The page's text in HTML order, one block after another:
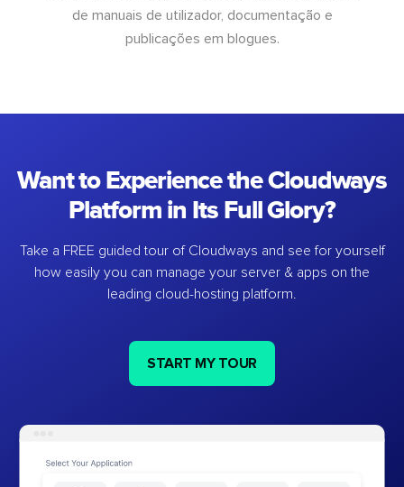
de manuais de utilizador, documentação e
publicações em blogues.
Want to Experience the Cloudways
Platform in Its Full Glory?
Take a FREE guided tour of Cloudways and see for yourself
how easily you can manage your server & apps on the
leading cloud-hosting platform.
START MY TOUR